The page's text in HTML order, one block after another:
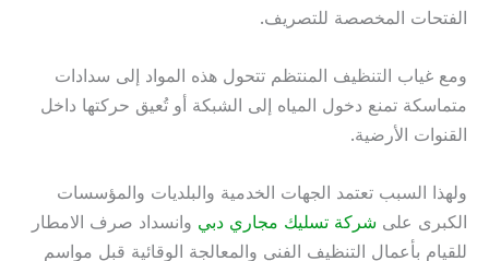
الفتحات المخصصة للتصريف.
ومع غياب التنظيف المنتظم تتحول هذه المواد إلى سدادات
متماسكة تمنع دخول المياه إلى الشبكة أو تُعيق حركتها داخل
القنوات الأرضية.
ولهذا السبب تعتمد الجهات الخدمية والبلديات والمؤسسات
الكبرى على شركة تسليك مجاري دبي وانسداد صرف الامطار
للقيام بأعمال التنظيف الفني والمعالجة الوقائية قبل مواسم